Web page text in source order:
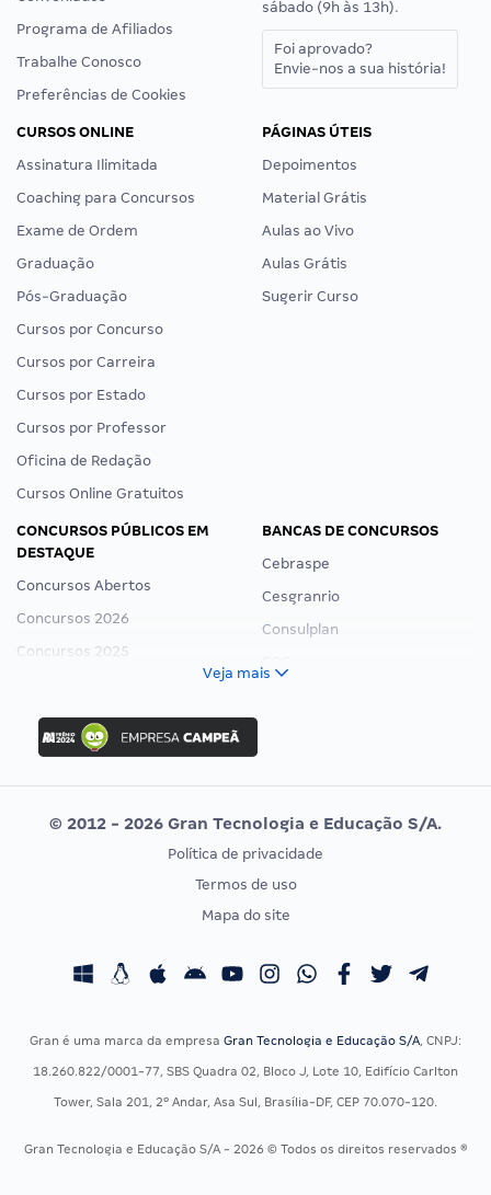
Programa de Afiliados
Trabalhe Conosco
Preferências de Cookies
sábado (9h às 13h).
Foi aprovado?
Envie-nos a sua história!
CURSOS ONLINE
Assinatura Ilimitada
Coaching para Concursos
Exame de Ordem
Graduação
Pós-Graduação
Cursos por Concurso
Cursos por Carreira
Cursos por Estado
Cursos por Professor
Oficina de Redação
Cursos Online Gratuitos
PÁGINAS ÚTEIS
Depoimentos
Material Grátis
Aulas ao Vivo
Aulas Grátis
Sugerir Curso
CONCURSOS PÚBLICOS EM
DESTAQUE
Concursos Abertos
Concursos 2026
Concursos 2025
Concurso Ibama
Concurso MPU
Editais publicados
BANCAS DE CONCURSOS
Cebraspe
Cesgranrio
Consulplan
Vunesp
CONCURSOS POR PROFISSÃO
Concursos Fiscais
Concursos Saúde
Residência Multiprofissional
EXAME DE ORDEM
Calendário OAB
Veja mais
© 2012 - 2026 Gran Tecnologia e Educação S/A.
Política de privacidade
Termos de uso
Mapa do site
Gran é uma marca da empresa Gran Tecnologia e Educação S/A, CNPJ:
18.260.822/0001-77, SBS Quadra 02, Bloco J, Lote 10, Edifício Carlton
Tower, Sala 201, 2º Andar, Asa Sul, Brasília-DF, CEP 70.070-120.
Gran Tecnologia e Educação S/A - 2026 © Todos os direitos reservados ®